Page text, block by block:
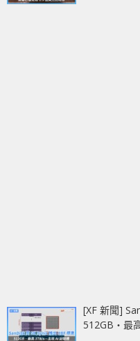
[XF 新聞]
512GB‧最